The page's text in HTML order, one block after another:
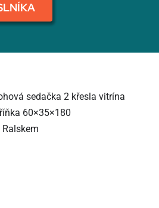
sedačka 2 křesla vitrína
60×35×180